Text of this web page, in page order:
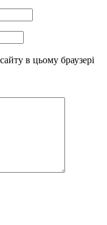
в цьому браузері